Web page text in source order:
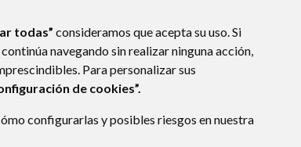
todas” consideramos que acepta su uso. Si
navegando sin realizar ninguna acción,
Para personalizar sus
de cookies”.
configurarlas y posibles riesgos en nuestra